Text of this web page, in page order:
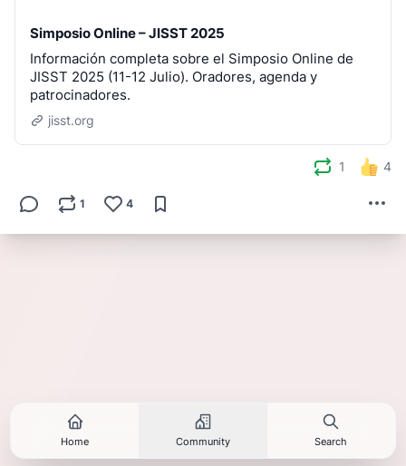
Simposio Online – JISST 2025
Información completa sobre el Simposio Online de
JISST 2025 (11-12 Julio). Oradores, agenda y
patrocinadores.
jisst.org
1 4
1 4
Home Community Search